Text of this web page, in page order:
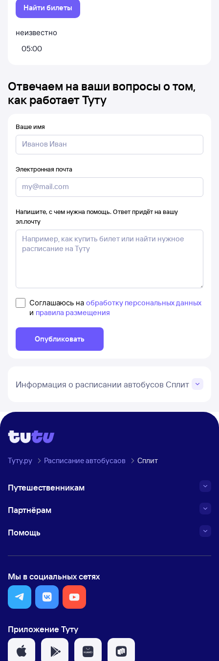
Найти билеты
неизвестно
05:00
Отвечаем на ваши вопросы о том,
как работает Туту
Ваше имя
Электронная почта
Напишите, с чем нужна помощь. Ответ придёт на вашу
эл.почту
Соглашаюсь на обработку персональных данных
и правила размещения
Опубликовать
Информация о расписании автобусов Сплит
Туту.ру Расписание автобусаов Сплит
Путешественникам
Партнёрам
Помощь
Мы в социальных сетях
Приложение Туту